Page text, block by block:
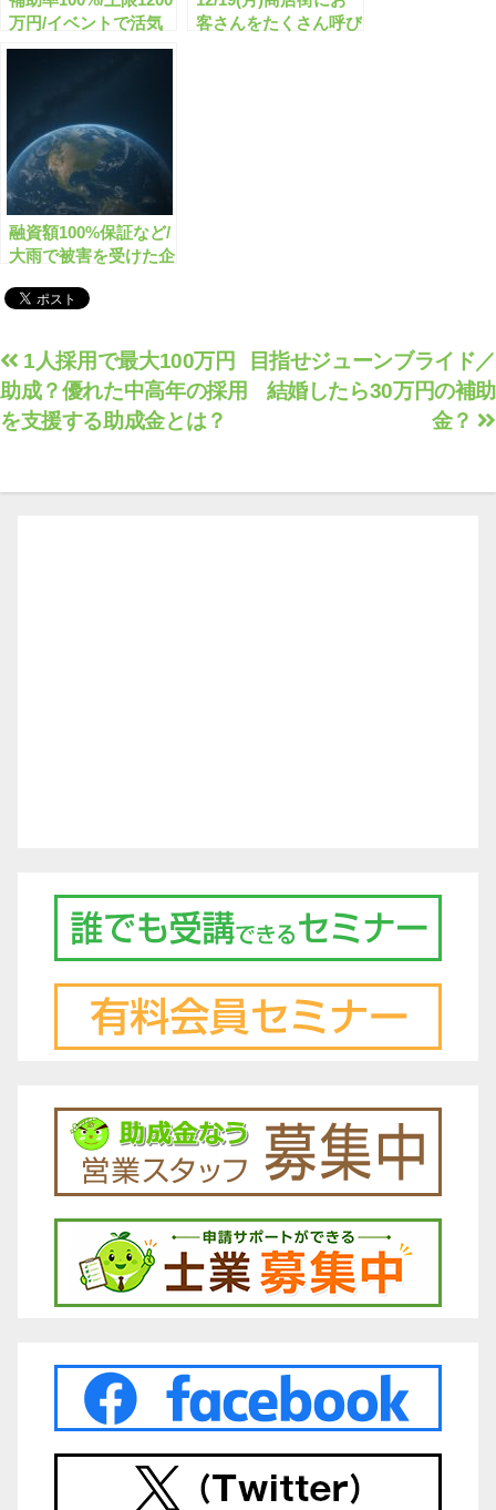
万円/イベントで活気
を取り戻そう！
客さんをたくさん呼び
融資額100%保証など/
大雨で被害を受けた企
投
稿
ナ
ゲ
目指せジューンブライド／
結婚したら30万円の補助
金？
1人採用で最大100万円
助成？優れた中高年の採用
を支援する助成金とは？